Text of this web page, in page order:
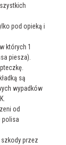
pod opieką i
których 1
piesza).
są
wypadków
od
polisa
przez